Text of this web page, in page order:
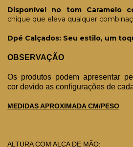
Disponível no tom Caramelo
chique que eleva qualquer
Dpé Calçados: Seu estilo, um
OBSERVAÇÃO
Os produtos podem apresentar
cor devido as configurações de
MEDIDAS APROXIMADA CM/PESO
ALTURA COM ALÇA DE MÃO: